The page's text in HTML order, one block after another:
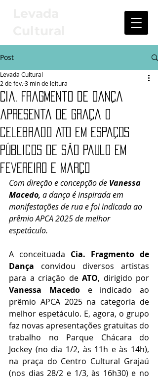
Post
Cia. Fragmento de Dança
apresenta de graça o
celebrado ATO em espaços
públicos de São Paulo em
fevereiro e março
Levada Cultural
2 de fev.3 min de leitura
Com direção e concepção de Vanessa
Macedo, a dança é inspirada em
manifestações de rua e foi indicada ao
prêmio APCA 2025 de melhor
espetáculo.
A conceituada Cia. Fragmento de
Dança convidou diversos artistas
para a criação de ATO
Vanessa Macedo e indicado ao
prêmio APCA 2025 na categoria de
melhor espetáculo. E, agora, o grupo
faz novas apresentações gratuitas do
trabalho no Parque Chácara do
Jockey (no dia 1/2, às 11h e às 14h),
na praça do Centro Cultural Grajaú
(nos dias 28/2 e 1/3, às 16h30) e no